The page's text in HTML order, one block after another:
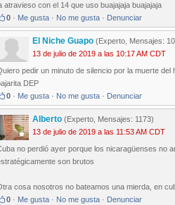
atravieso con el 14 que uso buajajaja buajajaja
0 · Me gusta · No me gusta · Denunciar
El Niche Guapo (Experto, Mensajes:
13 de julio de 2019 a las 10:17 AM CDT
pedir un minuto de silencio por la muerte
DEP
0 · Me gusta · No me gusta · Denunciar
Alberto (Experto, Mensajes: 1173)
13 de julio de 2019 a las 11:53 AM CDT
no perdió ayer porque los nicaragüenses no
son brutos
cosa nosotros no bateamos una mierda, en
0 · Me gusta · No me gusta · Denunciar